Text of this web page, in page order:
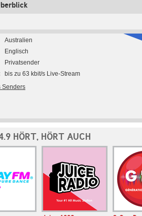
Australien
Englisch
Privatsender
bis zu 63 kbit/s Live-Stream
Senders
HÖRT, HÖRT AUCH